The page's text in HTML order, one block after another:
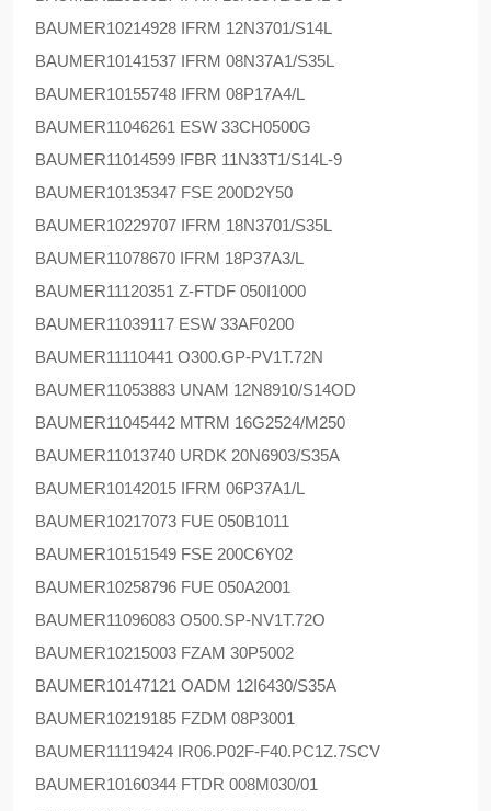
BAUMER10214928 IFRM 12N3701/S14L
BAUMER10141537 IFRM 08N37A1/S35L
BAUMER10155748 IFRM 08P17A4/L
BAUMER11046261 ESW 33CH0500G
BAUMER11014599 IFBR 11N33T1/S14L-9
BAUMER10135347 FSE 200D2Y50
BAUMER10229707 IFRM 18N3701/S35L
BAUMER11078670 IFRM 18P37A3/L
BAUMER11120351 Z-FTDF 050I1000
BAUMER11039117 ESW 33AF0200
BAUMER11110441 O300.GP-PV1T.72N
BAUMER11053883 UNAM 12N8910/S14OD
BAUMER11045442 MTRM 16G2524/M250
BAUMER11013740 URDK 20N6903/S35A
BAUMER10142015 IFRM 06P37A1/L
BAUMER10217073 FUE 050B1011
BAUMER10151549 FSE 200C6Y02
BAUMER10258796 FUE 050A2001
BAUMER11096083 O500.SP-NV1T.72O
BAUMER10215003 FZAM 30P5002
BAUMER10147121 OADM 12I6430/S35A
BAUMER10219185 FZDM 08P3001
BAUMER11119424 IR06.P02F-F40.PC1Z.7SCV
BAUMER10160344 FTDR 008M030/01